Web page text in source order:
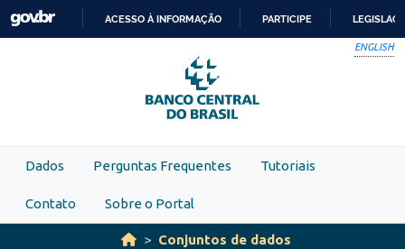
Skip to main content
PARA
O
CONTEÚDO
ACESSO À INFORMAÇÃO PARTICIPE
ENGLISH
Dados Perguntas Frequentes Tutoriais
Contato Sobre o Portal
Conjuntos de dados